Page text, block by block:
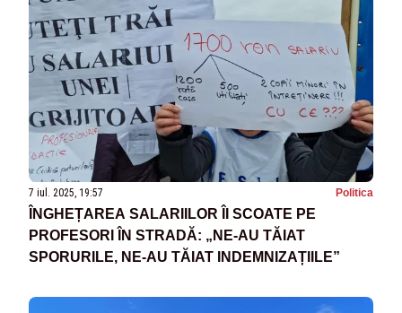
7 iul. 2025, 19:57 Politica
ÎNGHEȚAREA SALARIILOR ÎI SCOATE PE
PROFESORI ÎN STRADĂ: „NE-AU TĂIAT
SPORURILE, NE-AU TĂIAT INDEMNIZAȚIILE”